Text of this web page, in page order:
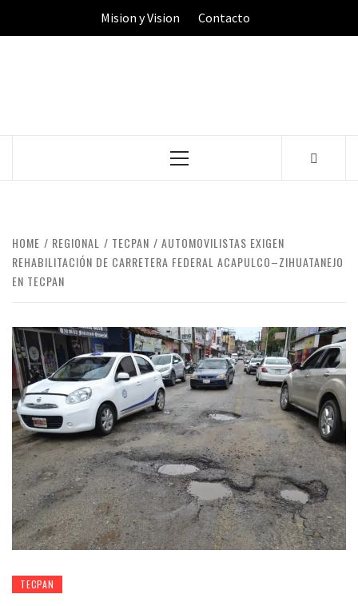
Mision y Vision Contacto
Primary
HOME REGIONAL TECPAN
AUTOMOVILISTAS EXIGEN
REHABILITACIÓN DE CARRETERA FEDERAL ACAPULCO–ZIHUATANEJO
EN TECPAN
TECPAN